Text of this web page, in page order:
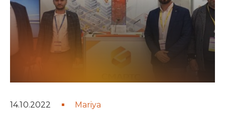
14.10.2022 Mariya